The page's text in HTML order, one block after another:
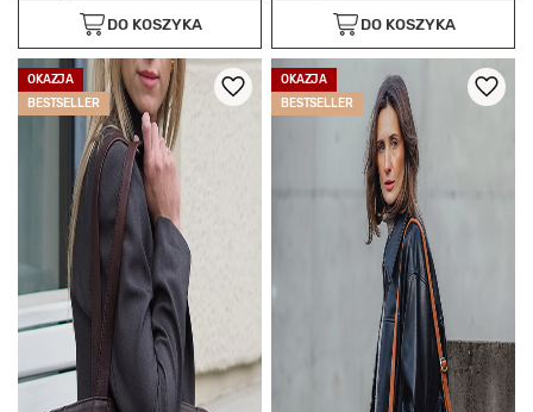
DO KOSZYKA DO KOSZYKA
OKAZJA
BESTSELLER
OKAZJA
BESTSELLER